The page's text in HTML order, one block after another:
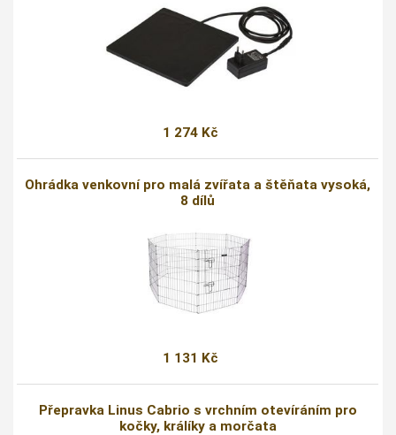
1 274 Kč
Ohrádka venkovní pro malá zvířata a štěňata vysoká,
8 dílů
1 131 Kč
Přepravka Linus Cabrio s vrchním otevíráním pro
kočky, králíky a morčata